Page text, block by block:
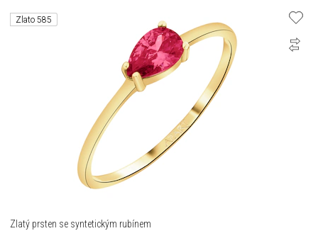
Zlato 585
Zlatý prsten se syntetickým rubínem